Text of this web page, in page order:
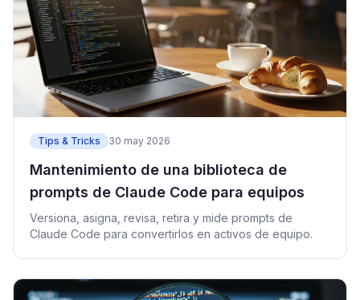
Tips & Tricks 30 may 2026
Mantenimiento de una biblioteca de
prompts de Claude Code para equipos
Versiona, asigna, revisa, retira y mide prompts de
Claude Code para convertirlos en activos de equipo.